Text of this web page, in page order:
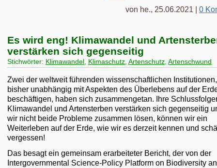
von he., 25.06.2021 | 0
Es wird eng! Klimawandel und
verstärken sich gegenseitig
Stichwörter: Klimawandel Klimaschutz Artenschutz Artenschwund
Zwei der weltweit führenden wissenschaftlichen
bisher unabhängig mit Aspekten des Überlebens auf der
beschäftigen, haben sich zusammengetan. Ihre
Klimawandel und Artensterben verstärken sich gegenseitig
wir nicht beide Probleme zusammen lösen, können wir ein
Weiterleben auf der Erde, wie wir es derzeit kennen und
vergessen!
Das besagt ein gemeinsam erarbeiteter Bericht, der von der
Intergovernmental Science-Policy Platform on Biodiversity